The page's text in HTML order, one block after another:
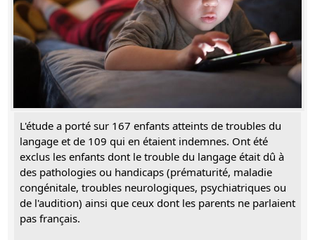
L'étude a porté sur 167 enfants atteints de troubles du
langage et de 109 qui en étaient indemnes. Ont été
exclus les enfants dont le trouble du langage était dû à
des pathologies ou handicaps (prématurité, maladie
congénitale, troubles neurologiques, psychiatriques ou
de l'audition) ainsi que ceux dont les parents ne parlaient
pas français.